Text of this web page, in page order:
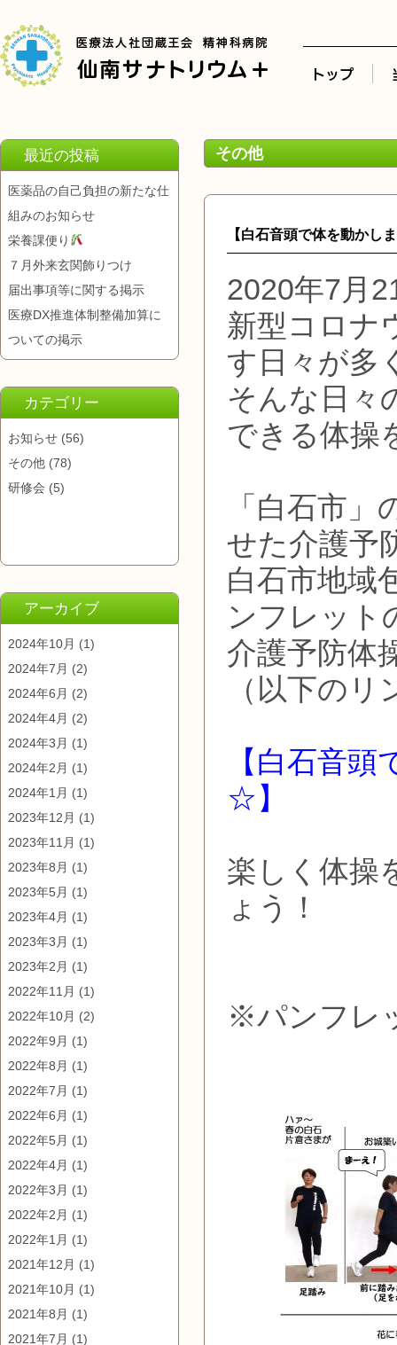
最近の投稿
医薬品の自己負担の新たな仕
組みのお知らせ
栄養課便り
７月外来玄関飾りつけ
届出事項等に関する掲示
医療DX推進体制整備加算に
ついての掲示
カテゴリー
お知らせ (56)
その他 (78)
研修会 (5)
アーカイブ
2024年10月 (1)
2024年7月 (2)
2024年6月 (2)
2024年4月 (2)
2024年3月 (1)
2024年2月 (1)
2024年1月 (1)
2023年12月 (1)
2023年11月 (1)
2023年8月 (1)
2023年5月 (1)
2023年4月 (1)
2023年3月 (1)
2023年2月 (1)
2022年11月 (1)
2022年10月 (2)
2022年9月 (1)
2022年8月 (1)
2022年7月 (1)
2022年6月 (1)
2022年5月 (1)
2022年4月 (1)
2022年3月 (1)
2022年2月 (1)
2022年1月 (1)
2021年12月 (1)
2021年10月 (1)
2021年8月 (1)
2021年7月 (1)
その他
【白石音頭で体を動か
2020年7月
新型コロナ
す日々が多
そんな日々
できる体操
「白石市
せた介護予
白石市地域
ンフレット
介護予防体
（以下の
【白石音
☆】
楽しく体操
ょう！
※パンフレ